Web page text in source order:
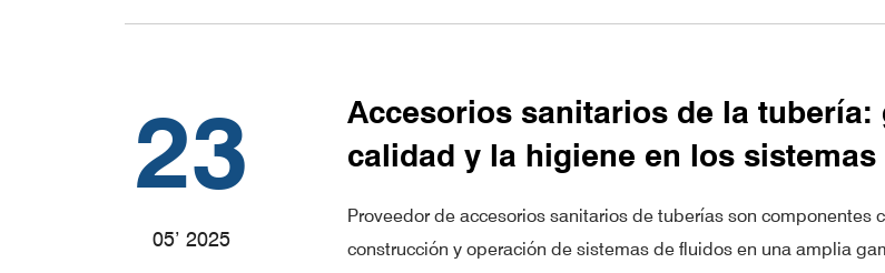
23
05’ 2025
Accesorios sanitarios de la tubería:
calidad y la higiene en los
Proveedor de accesorios sanitarios de tuberías son componentes
construcción y operación de sistemas de fluidos en una amplia